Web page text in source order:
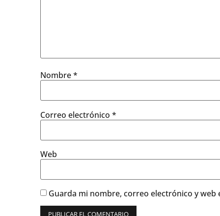
Nombre*
Correo electrónico *
Web
Guarda mi nombre, correo electrónico y